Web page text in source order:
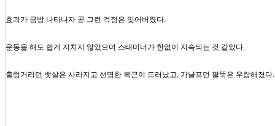
효과가 금방 나타나자 곧 그런 걱정은 잊어버렸다.
운동을 해도 쉽게 지치지 않았으며 스태미너가 한없이 지속되는 것 같았다.
출렁거리던 뱃살은 사라지고 선명한 복근이 드러났고, 가냘프던 팔뚝은 우람해졌다.